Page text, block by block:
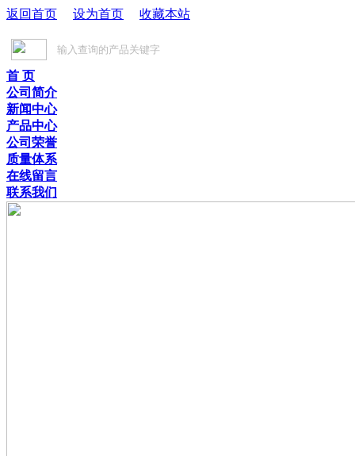
返回首页 设为首页 收藏本站
首 页
公司简介
新闻中心
产品中心
公司荣誉
质量体系
在线留言
联系我们